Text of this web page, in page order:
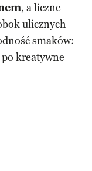
, a liczne
ulicznych
smaków:
kreatywne